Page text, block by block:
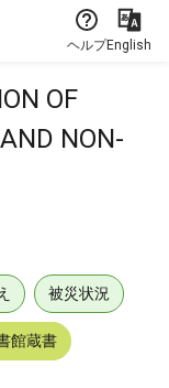
ヘルプEnglish
OF
NON-
被災状況
館蔵書